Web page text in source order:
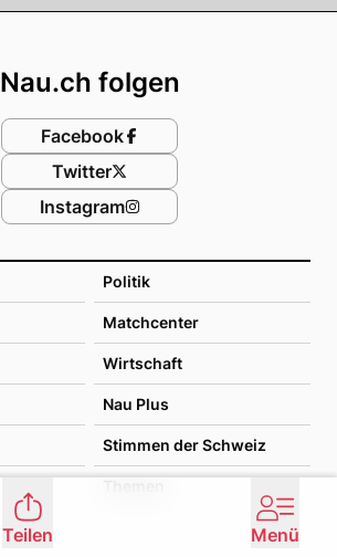
Politik
Matchcenter
Wirtschaft
Nau Plus
Stimmen der Schweiz
Nau.ch folgen
Facebook
Twitter
Instagram
Teilen Menü